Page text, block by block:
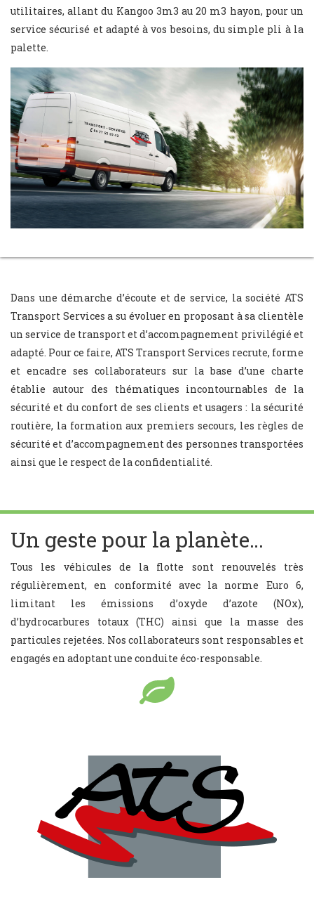
utilitaires, allant du Kangoo 3m3 au 20 m3 hayon, pour un
service sécurisé et adapté à vos besoins, du simple pli à la
palette.
Dans une démarche d’écoute et de service, la société ATS
Transport Services a su évoluer en proposant à sa clientèle
un service de transport et d’accompagnement privilégié et
adapté. Pour ce faire, ATS Transport Services recrute, forme
et encadre ses collaborateurs sur la base d’une charte
établie autour des thématiques incontournables de la
sécurité et du confort de ses clients et usagers : la sécurité
routière, la formation aux premiers secours, les règles de
sécurité et d’accompagnement des personnes transportées
ainsi que le respect de la confidentialité.
Un geste pour la planète…
Tous les véhicules de la flotte sont renouvelés très
régulièrement, en conformité avec la norme Euro 6,
limitant les émissions d’oxyde d’azote (NOx),
d’hydrocarbures totaux (THC) ainsi que la masse des
particules rejetées. Nos collaborateurs sont responsables et
engagés en adoptant une conduite éco-responsable.